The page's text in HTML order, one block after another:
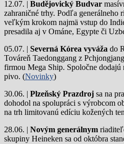
12.07. | Budějovický Budvar
zahraničné trhy. Podľa generálneho
veľkým krokom najmä vstup do
presadila aj v Ománe, Egypte či
05.07. | Severná Kórea vyváža do
Továreň Taedonggang z
firmou Mega Ship. Spoločne
pivo. (Novinky)
30.06. | Plzeňský Prazdroj sa na
dohodol na spolupráci s výrobcom
na trh limitovanú edíciu kožených
28.06. | Novým generálnym
skupiny Heineken sa od októbra